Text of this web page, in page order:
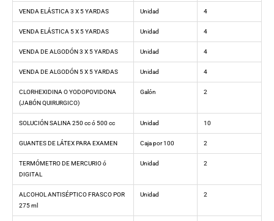
VENDA ELÁSTICA 3 X 5 YARDAS Unidad 4
VENDA ELÁSTICA 5 X 5 YARDAS Unidad 4
VENDA DE ALGODÓN 3 X 5 YARDAS Unidad 4
VENDA DE ALGODÓN 5 X 5 YARDAS Unidad 4
CLORHEXIDINA O YODOPOVIDONA
(JABÓN QUIRURGICO)
Galón 2
SOLUCIÓN SALINA 250 cc ó 500 cc Unidad 10
GUANTES DE LÁTEX PARA EXAMEN Caja por 100 2
TERMÓMETRO DE MERCURIO ó
DIGITAL
Unidad 2
ALCOHOL ANTISÉPTICO FRASCO POR
275 ml
Unidad 2